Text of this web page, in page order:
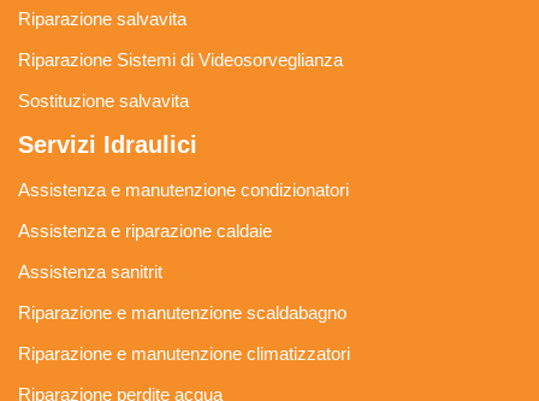
Riparazione salvavita
Riparazione Sistemi di Videosorveglianza
Sostituzione salvavita
Servizi Idraulici
Assistenza e manutenzione condizionatori
Assistenza e riparazione caldaie
Assistenza sanitrit
Riparazione e manutenzione scaldabagno
Riparazione e manutenzione climatizzatori
Riparazione perdite acqua